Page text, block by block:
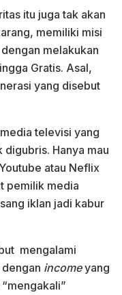
itu juga tak akan
memiliki misi
melakukan
Gratis. Asal,
yang disebut
televisi yang
Hanya mau
atau Neflix
pemilik media
iklan jadi kabur
mengalami
incomeyang